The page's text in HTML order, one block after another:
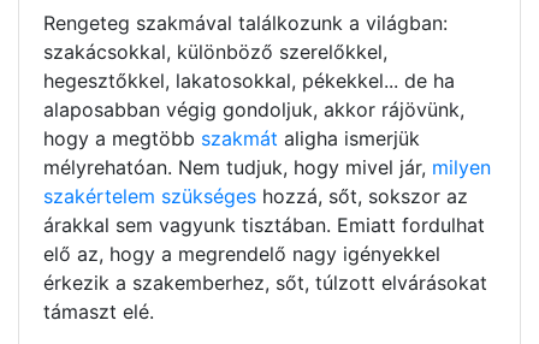
Rengeteg szakmával találkozunk a világban:
szakácsokkal, különböző szerelőkkel,
hegesztőkkel, lakatosokkal, pékekkel... de ha
alaposabban végig gondoljuk, akkor rájövünk,
hogy a megtöbb szakmát aligha ismerjük
mélyrehatóan. Nem tudjuk, hogy mivel jár, milyen
szakértelem szükséges hozzá, sőt, sokszor az
árakkal sem vagyunk tisztában. Emiatt fordulhat
elő az, hogy a megrendelő nagy igényekkel
érkezik a szakemberhez, sőt, túlzott elvárásokat
támaszt elé.